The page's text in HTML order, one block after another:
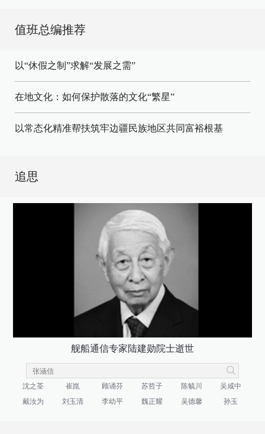
值班总编推荐
以“休假之制”求解“发展之需”
在地文化：如何保护散落的文化“繁星”
以常态化精准帮扶筑牢边疆民族地区共同富裕根基
追思
舰船通信专家陆建勋院士逝世
沈之荃 崔崑 顾诵芬 苏哲子 陈毓川
吴咸中
戴汝为
刘玉清 李幼平 魏正耀 吴德馨 孙玉